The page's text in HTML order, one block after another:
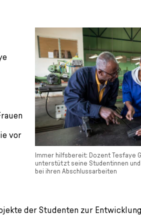
vor
Immer hilfsbereit: Dozent Tesfaye
unterstützt seine Studentinnen
bei ihren Abschlussarbeiten
der Studenten zur